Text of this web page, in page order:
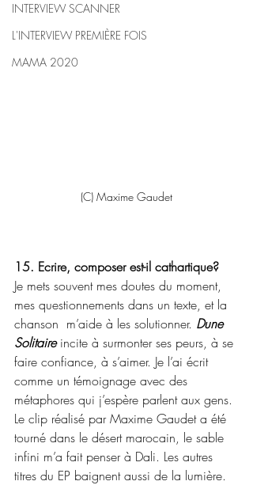
INTERVIEW SCANNER
L'INTERVIEW PREMIÈRE FOIS
MAMA 2020
(C) Maxime Gaudet
15. Ecrire, composer est-il cathartique?
Je mets souvent mes doutes du moment,
mes questionnements dans un texte, et la
chanson  m’aide à les solutionner. Dune
Solitaire incite à surmonter ses peurs, à se
faire confiance, à s’aimer. Je l’ai écrit
comme un témoignage avec des
métaphores qui j’espère parlent aux gens.
Le clip réalisé par Maxime Gaudet a été
tourné dans le désert marocain, le sable
infini m’a fait penser à Dali. Les autres
titres du EP baignent aussi de la lumière.